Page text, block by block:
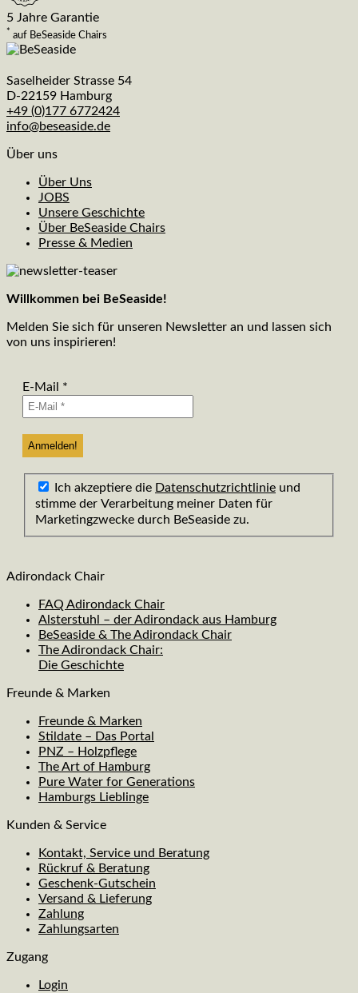
5 Jahre Garantie
* auf BeSeaside Chairs
Saselheider Strasse 54
D-22159 Hamburg
+49 (0)177 6772424
info@beseaside.de
Über uns
Über Uns
JOBS
Unsere Geschichte
Über BeSeaside Chairs
Presse & Medien
Willkommen bei BeSeaside!
Melden Sie sich für unseren Newsletter an und lassen sich
von uns inspirieren!
E-Mail *
Ich akzeptiere die Datenschutzrichtlinie und
stimme der Verarbeitung meiner Daten für
Marketingzwecke durch BeSeaside zu.
Adirondack Chair
FAQ Adirondack Chair
Alsterstuhl – der Adirondack aus Hamburg
BeSeaside & The Adirondack Chair
The Adirondack Chair:
Die Geschichte
Freunde & Marken
Freunde & Marken
Stildate – Das Portal
PNZ – Holzpflege
The Art of Hamburg
Pure Water for Generations
Hamburgs Lieblinge
Kunden & Service
Kontakt, Service und Beratung
Rückruf & Beratung
Geschenk-Gutschein
Versand & Lieferung
Zahlung
Zahlungsarten
Zugang
Login